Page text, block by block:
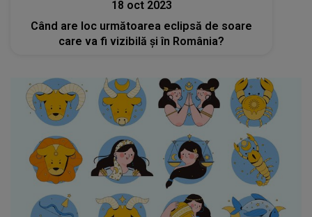
18 oct 2023
Când are loc următoarea eclipsă de soare
care va fi vizibilă și în România?